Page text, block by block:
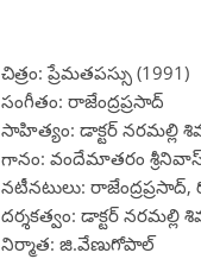
చిత్రం: ప్రేమతపస్సు (1991)
సంగీతం: రాజేంద్రప్రసాద్
సాహిత్యం: డాక్టర్ నరమల్లి
గానం: వందేమాతరం
నటీనటులు:
దర్శకత్వం: డాక్టర్ నరమల్లి
నిర్మాత: జి.వేణుగోపాల్